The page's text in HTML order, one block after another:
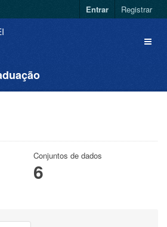
Entrar Registrar
Conjuntos de dados
6